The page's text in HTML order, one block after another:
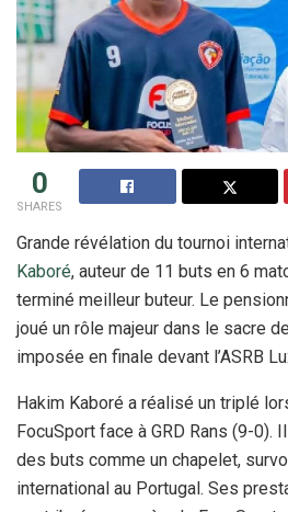
0
SHARES
Grande révélation du tournoi
Kaboré, auteur de 11 buts en 6
terminé meilleur buteur. Le
joué un rôle majeur dans le sacre
imposée en finale devant l’ASRB
Hakim Kaboré a réalisé un triplé
FocuSport face à GRD Rans (9-0).
des buts comme un chapelet,
international au Portugal. Ses